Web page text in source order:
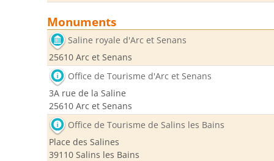
Monuments
Saline royale d'Arc et Senans
25610 Arc et Senans
Office de Tourisme d'Arc et Senans
3A rue de la Saline
25610 Arc et Senans
Office de Tourisme de Salins les Bains
Place des Salines
39110 Salins les Bains